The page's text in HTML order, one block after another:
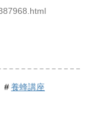
養蜂講座